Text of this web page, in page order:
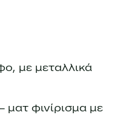
με μεταλλικά
ματ φινίρισμα με